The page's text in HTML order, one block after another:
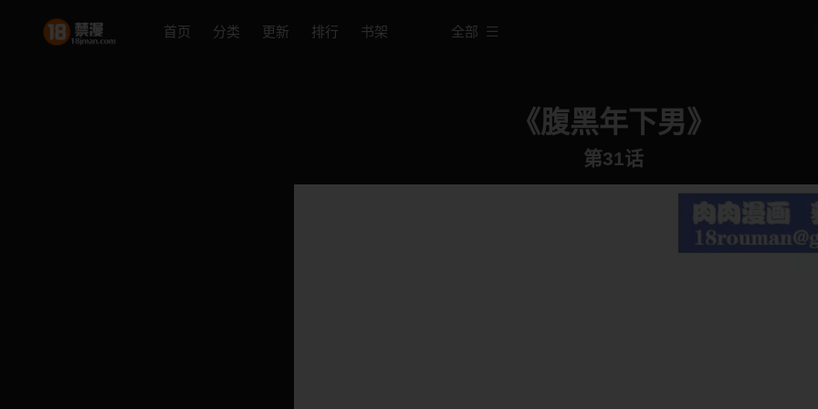
首页 分类 更新 排行 书架 全部
《腹黑年下男》
第31话